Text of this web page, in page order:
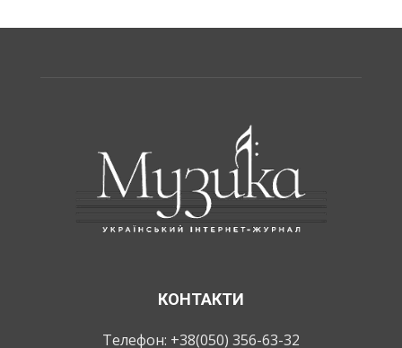
КОНТАКТИ
Телефон: +38(050) 356-63-32